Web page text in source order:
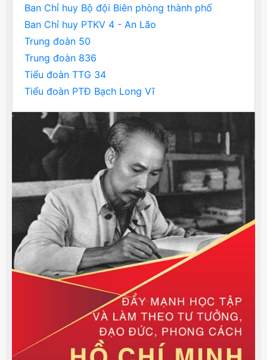
Ban Chỉ huy Bộ đội Biên phòng thành phố
Ban Chỉ huy PTKV 4 - An Lão
Trung đoàn 50
Trung đoàn 836
Tiểu đoàn TTG 34
Tiểu đoàn PTĐ Bạch Long Vĩ